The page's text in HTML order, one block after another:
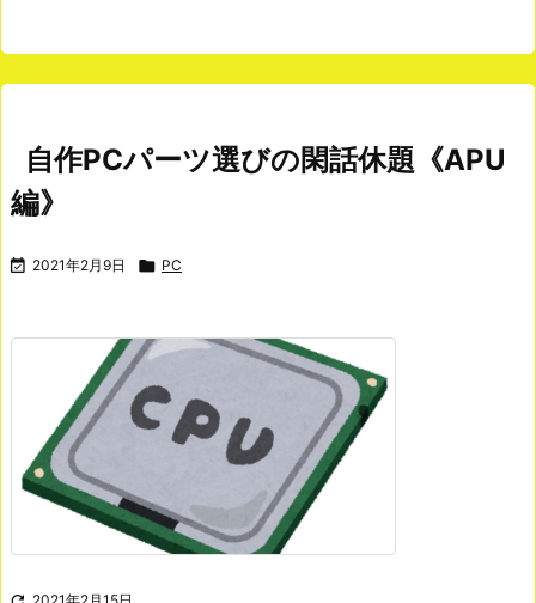
自作PCパーツ選びの閑話休題《APU
編》
 2021年2月9日  PC